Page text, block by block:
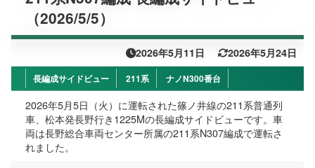
（2026/5/5）
2026年5月11日 2026年5月24日
長編成サイドビュー 211系 ナノN300番台
2026年5月5日（火）に運転された篠ノ井線の211系普通列
車、松本発長野行き1225Mの長編成サイドビューです。車
両は長野総合車両センター所属の211系N307編成で運転さ
れました。